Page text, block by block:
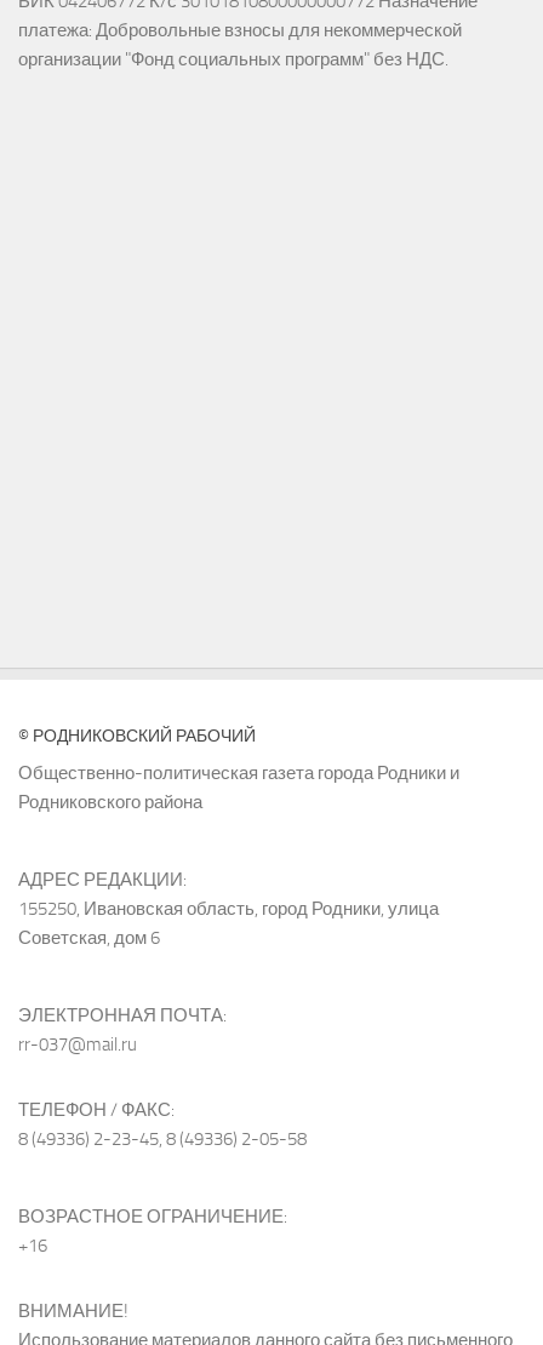
платежа: Добровольные взносы для некоммерческой
организации "Фонд социальных программ" без НДС.
© РОДНИКОВСКИЙ РАБОЧИЙ
Общественно-политическая газета города Родники и
Родниковского района
АДРЕС РЕДАКЦИИ:
155250, Ивановская область, город Родники, улица
Советская, дом 6
ЭЛЕКТРОННАЯ ПОЧТА:
rr-037@mail.ru
ТЕЛЕФОН / ФАКС:
8 (49336) 2-23-45, 8 (49336) 2-05-58
ВОЗРАСТНОЕ ОГРАНИЧЕНИЕ:
+16
ВНИМАНИЕ!
Использование материалов данного сайта без письменного